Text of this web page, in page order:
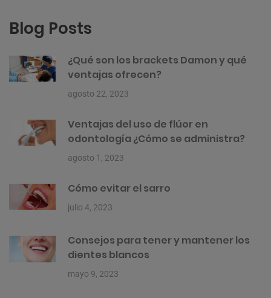
Blog Posts
¿Qué son los brackets Damon y qué
ventajas ofrecen?
agosto 22, 2023
Ventajas del uso de flúor en
odontología ¿Cómo se administra?
agosto 1, 2023
Cómo evitar el sarro
julio 4, 2023
Consejos para tener y mantener los
dientes blancos
mayo 9, 2023